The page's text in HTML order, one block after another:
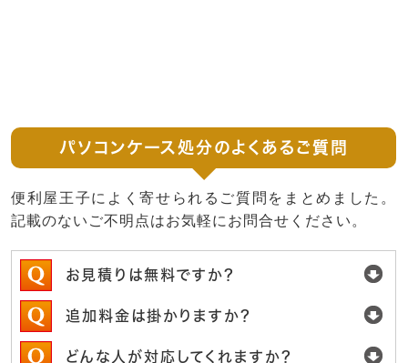
パソコンケース処分のよくあるご質問
便利屋王子によく寄せられるご質問をまとめました。
記載のないご不明点はお気軽にお問合せください。
お見積りは無料ですか？
追加料金は掛かりますか？
どんな人が対応してくれますか？